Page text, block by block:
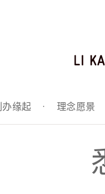
办缘起 · 理念愿景